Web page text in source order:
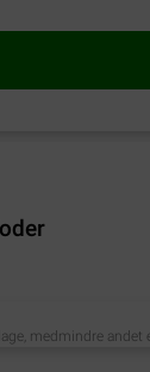
medmindre andet